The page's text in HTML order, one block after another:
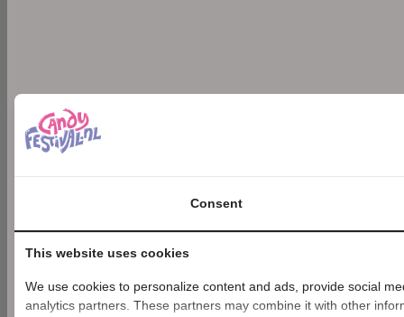
Consent
This website uses cookies
We use cookies to personalize content and ads, provide social
analytics partners. These partners may combine it with other